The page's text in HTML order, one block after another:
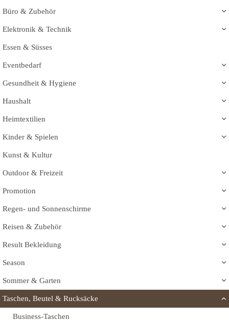
Büro & Zubehör
Elektronik & Technik
Essen & Süsses
Eventbedarf
Gesundheit & Hygiene
Haushalt
Heimtextilien
Kinder & Spielen
Kunst & Kultur
Outdoor & Freizeit
Promotion
Regen- und Sonnenschirme
Reisen & Zubehör
Result Bekleidung
Season
Sommer & Garten
Taschen, Beutel & Rucksäcke
Business-Taschen